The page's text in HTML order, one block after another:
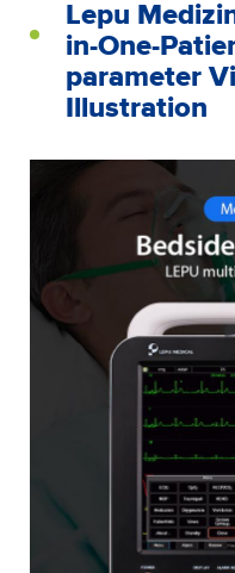
Lepu
in-One-
parameter
Illustration